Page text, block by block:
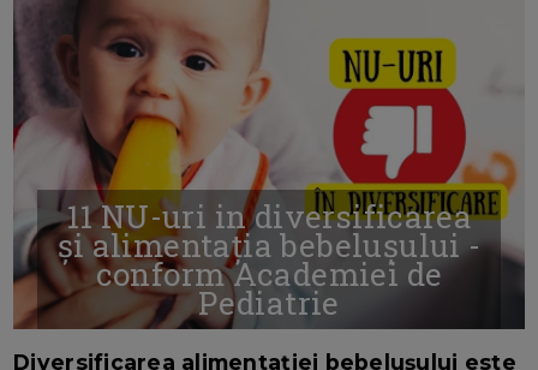
11 NU-uri in diversificarea
și alimentația bebelușului -
conform Academiei de
Pediatrie
Diversificarea alimentației bebelușului este